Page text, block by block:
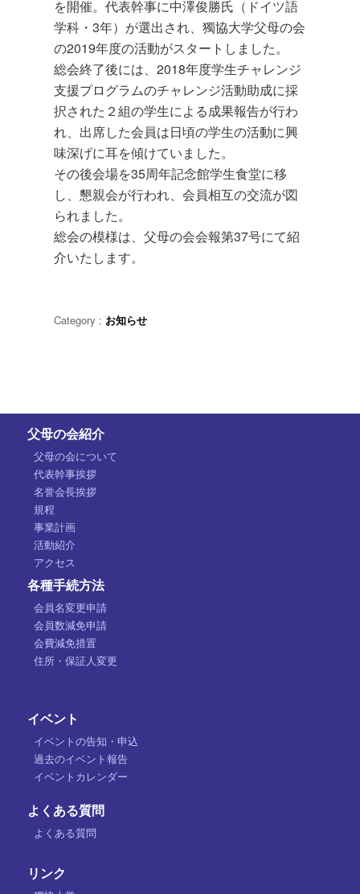
を開催。代表幹事に中澤俊勝氏（ドイツ語
学科・3年）が選出され、獨協大学父母の会
の2019年度の活動がスタートしました。
総会終了後には、2018年度学生チャレンジ
支援プログラムのチャレンジ活動助成に採
択された２組の学生による成果報告が行わ
れ、出席した会員は日頃の学生の活動に興
味深げに耳を傾けていました。
その後会場を35周年記念館学生食堂に移
し、懇親会が行われ、会員相互の交流が図
られました。
総会の模様は、父母の会会報第37号にて紹
介いたします。
Category : お知らせ
父母の会紹介
父母の会について
代表幹事挨拶
名誉会長挨拶
規程
事業計画
活動紹介
アクセス
各種手続方法
会員名変更申請
会員数減免申請
会費減免措置
住所・保証人変更
イベント
イベントの告知・申込
過去のイベント報告
イベントカレンダー
よくある質問
よくある質問
リンク